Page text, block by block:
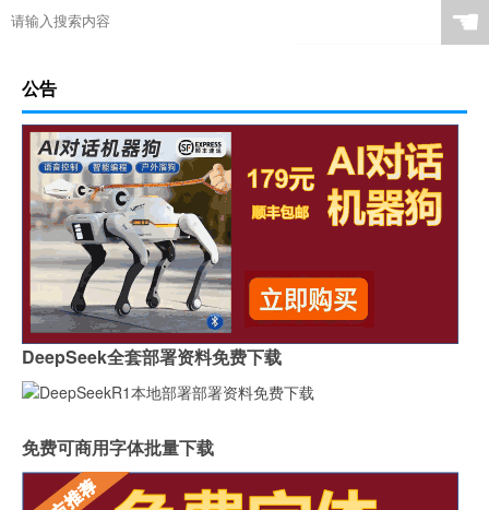
☚
公告
DeepSeek全套部署资料免费下载
免费可商用字体批量下载